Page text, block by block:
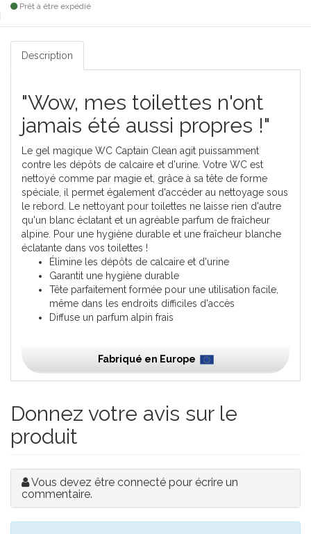
Prêt à être expédié
Description
"Wow, mes toilettes n'ont
jamais été aussi propres !"
Le gel magique WC Captain Clean agit puissamment
contre les dépôts de calcaire et d'urine. Votre WC est
nettoyé comme par magie et, grâce à sa tête de forme
spéciale, il permet également d'accéder au nettoyage sous
le rebord. Le nettoyant pour toilettes ne laisse rien d'autre
qu'un blanc éclatant et un agréable parfum de fraîcheur
alpine. Pour une hygiène durable et une fraîcheur blanche
éclatante dans vos toilettes !
Élimine les dépôts de calcaire et d'urine
Garantit une hygiène durable
Tête parfaitement formée pour une utilisation facile,
même dans les endroits difficiles d'accès
Diffuse un parfum alpin frais
Fabriqué en Europe
Donnez votre avis sur le
produit
Vous devez être connecté pour écrire un
commentaire.